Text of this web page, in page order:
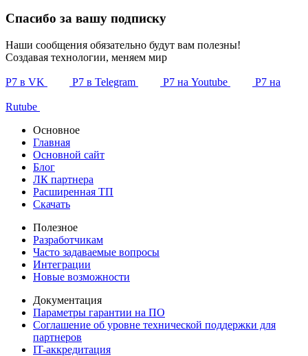
Спасибо за вашу подписку
Наши сообщения обязательно будут вам полезны!
Создавая технологии, меняем мир
Р7 в VK Р7 в Telegram Р7 на Youtube Р7 на
Rutube
Основное
Главная
Основной сайт
Блог
ЛК партнера
Расширенная ТП
Скачать
Полезное
Разработчикам
Часто задаваемые вопросы
Интеграции
Новые возможности
Документация
Параметры гарантии на ПО
Соглашение об уровне технической поддержки для
партнеров
IT-аккредитация